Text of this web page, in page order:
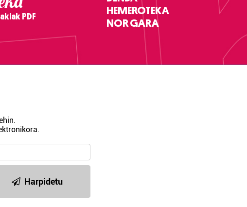
PDF
HEMEROTEKA
NOR GARA
Harpidetu